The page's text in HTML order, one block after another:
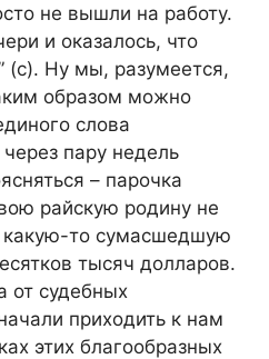
не вышли на работу.
и оказалось, что
(с). Ну мы, разумеется,
образом можно
слова
пару недель
– парочка
райскую родину не
какую-то сумасшедшую
тысяч долларов.
от судебных
приходить к нам
этих благообразных